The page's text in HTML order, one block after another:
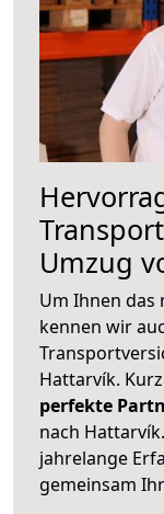
Umzug
Um Ihnen das
kennen wir
Hattarvík.
perfekte
nach
jahrelange
gemeinsam